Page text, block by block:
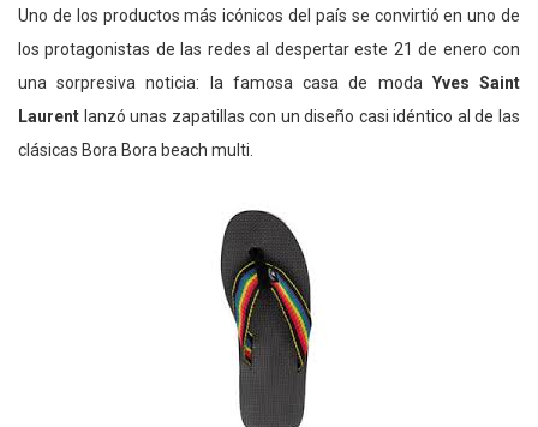
Uno de los productos más icónicos del país se convirtió en uno de
los protagonistas de las redes al despertar este 21 de enero con
una sorpresiva noticia: la famosa casa de moda Yves Saint
Laurent lanzó unas zapatillas con un diseño casi idéntico al de las
clásicas Bora Bora beach multi.